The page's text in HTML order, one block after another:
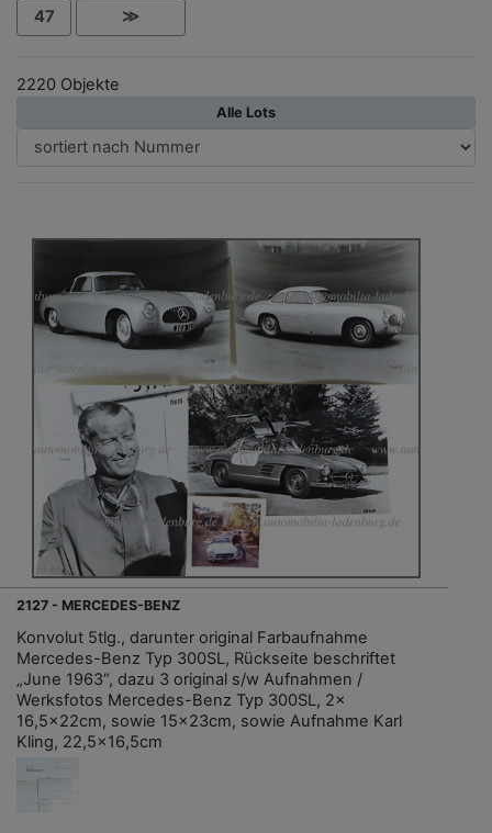
47 ≫
2220 Objekte
Alle Lots
2127 - MERCEDES-BENZ
Konvolut 5tlg., darunter original Farbaufnahme
Mercedes-Benz Typ 300SL, Rückseite beschriftet
„June 1963“, dazu 3 original s/w Aufnahmen /
Werksfotos Mercedes-Benz Typ 300SL, 2x
16,5x22cm, sowie 15x23cm, sowie Aufnahme Karl
Kling, 22,5x16,5cm